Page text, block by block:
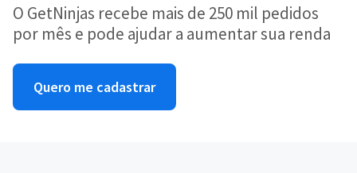
O GetNinjas recebe mais de 250 mil pedidos
por mês e pode ajudar a aumentar sua renda
Quero me cadastrar